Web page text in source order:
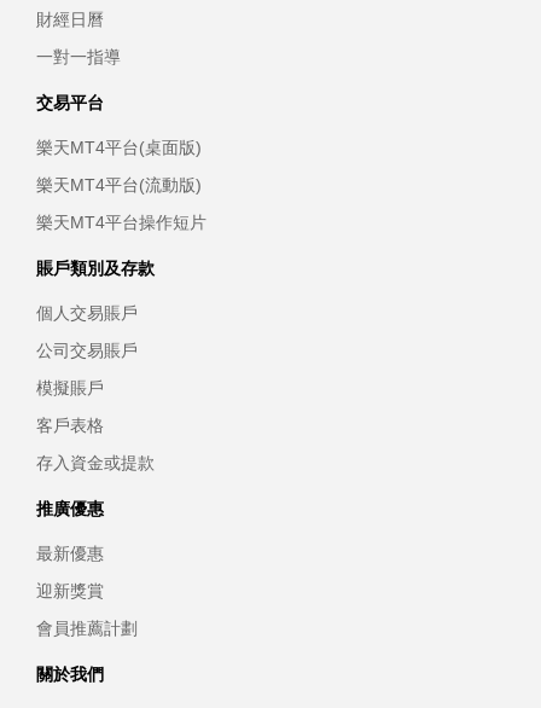
財經日曆
一對一指導
交易平台
樂天MT4平台(桌面版)
樂天MT4平台(流動版)
樂天MT4平台操作短片
賬戶類別及存款
個人交易賬戶
公司交易賬戶
模擬賬戶
客戶表格
存入資金或提款
推廣優惠
最新優惠
迎新獎賞
會員推薦計劃
關於我們